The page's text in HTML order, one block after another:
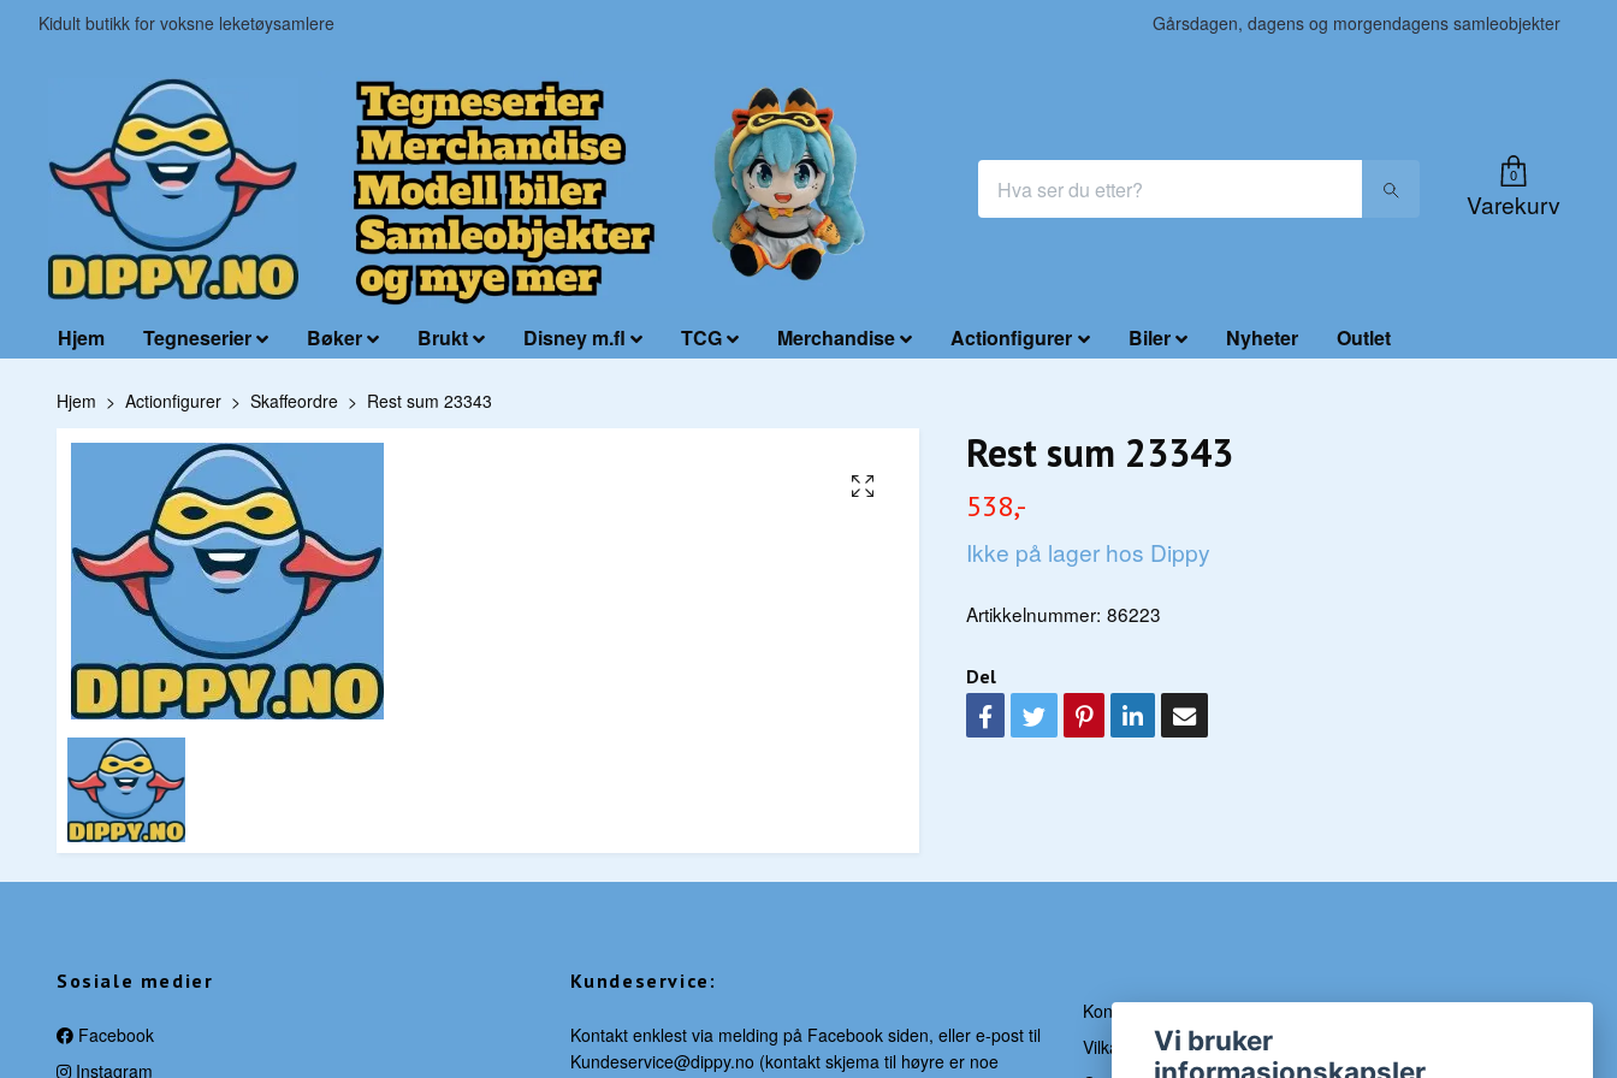
Kidult butikk for voksne leketøysamlere Gårsdagen, dagens og morgendagens samleobjekter
0
Varekurv
Hjem Tegneserier Bøker Brukt Disney m.fl TCG Merchandise Actionfigurer Biler Nyheter Outlet
Hjem Actionfigurer Skaffeordre Rest sum 23343
Rest sum 23343
538,-
Ikke på lager hos Dippy
Artikkelnummer: 86223
Del
Sosiale medier
Facebook
Instagram
Kundeservice:
Kontakt enklest via melding på Facebook siden, eller e-post til
Kundeservice@dippy.no (kontakt skjema til høyre er noe
Kontakt
Vilkår og betingelser
Vi bruker
informasjonskapsler